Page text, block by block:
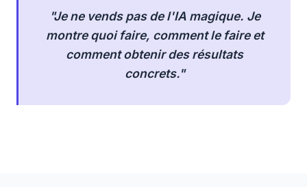
"Je ne vends pas de l'IA magique. Je
montre quoi faire, comment le faire et
comment obtenir des résultats
concrets."